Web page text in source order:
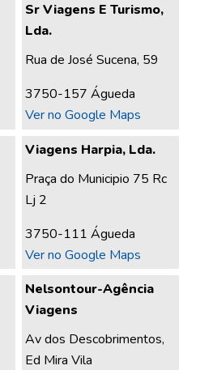
Sr Viagens E Turismo,
Lda.
Rua de José Sucena, 59
3750-157 Águeda
Ver no Google Maps
Viagens Harpia, Lda.
Praça do Municipio 75 Rc
Lj 2
3750-111 Águeda
Ver no Google Maps
Nelsontour-Agência
Viagens
Av dos Descobrimentos,
Ed Mira Vila